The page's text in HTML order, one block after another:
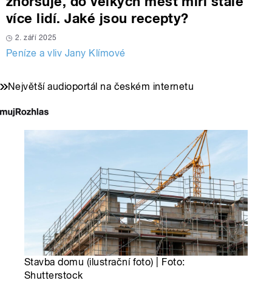
více lidí. Jaké jsou recepty?
2. září 2025
Peníze a vliv Jany Klímové
Největší audioportál na českém internetu
Stavba domu (ilustrační foto) | Foto:
Shutterstock